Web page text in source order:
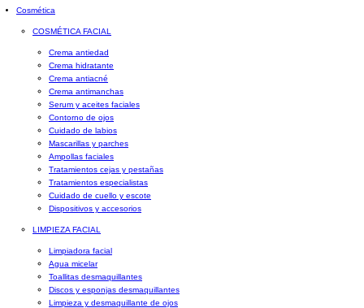
Cosmética
COSMÉTICA FACIAL
Crema antiedad
Crema hidratante
Crema antiacné
Crema antimanchas
Serum y aceites faciales
Contorno de ojos
Cuidado de labios
Mascarillas y parches
Ampollas faciales
Tratamientos cejas y pestañas
Tratamientos especialistas
Cuidado de cuello y escote
Dispositivos y accesorios
LIMPIEZA FACIAL
Limpiadora facial
Agua micelar
Toallitas desmaquillantes
Discos y esponjas desmaquillantes
Limpieza y desmaquillante de ojos